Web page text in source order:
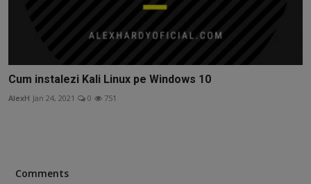
Cum instalezi Kali Linux pe Windows 10
AlexH Jan 24, 2021 0 751
Comments